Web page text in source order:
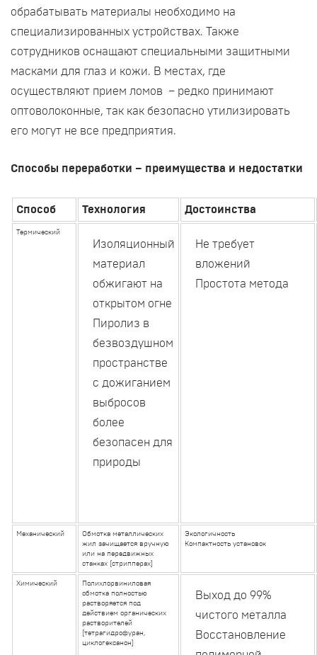
обрабатывать материалы необходимо на
специализированных устройствах. Также
сотрудников оснащают специальными защитными
масками для глаз и кожи. В местах, где
осуществляют прием ломов – редко принимают
оптоволоконные, так как безопасно утилизировать
его могут не все предприятия.
Способы переработки – преимущества и недостатки
Способ Технология Достоинства
Термический
Изоляционный
материал
обжигают на
открытом огне
Пиролиз в
безвоздушном
пространстве
с дожиганием
выбросов
более
безопасен для
природы
Не требует
вложений
Простота метода
Механический
Обмотка металлических
жил зачищается вручную
или на передвижных
станках (стрипперах)
Экологичность
Компактность установок
Химический
Полихлорвиниловая
обмотка полностью
растворяется под
действием органических
растворителей
(тетрагидрофуран,
циклогексанон)
Выход до 99%
чистого металла
Восстановление